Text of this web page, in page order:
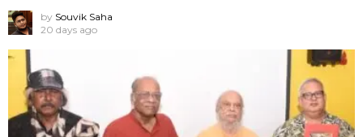
by Souvik Saha
20 days ago